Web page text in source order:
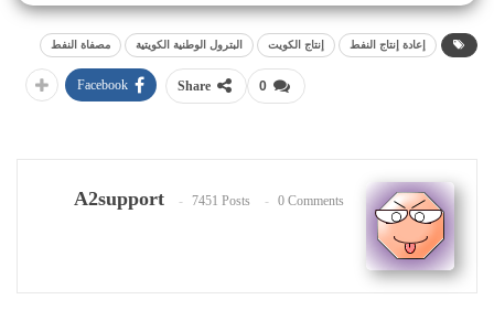
إعادة إنتاج النفط إنتاج الكويت البترول الوطنية الكويتية مصفاة النفط
0
Share
Facebook
A2support 7451 Posts 0 Comments